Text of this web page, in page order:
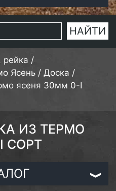
рейка /
Ясень / Доска /
ясеня 30мм 0-I
ИЗ ТЕРМО
СОРТ